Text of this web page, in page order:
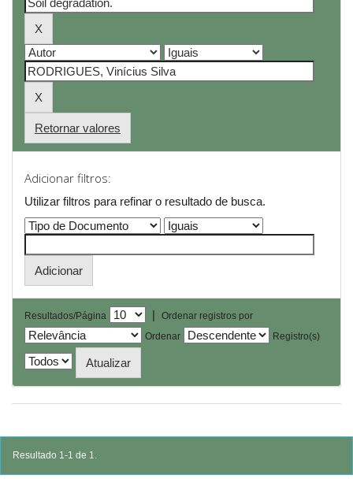
Retornar valores
Adicionar filtros:
Utilizar filtros para refinar o resultado de busca.
Resultados/Página |
Ordenar registros por
Ordenar
Registro(s)
Resultado 1-1 de 1.